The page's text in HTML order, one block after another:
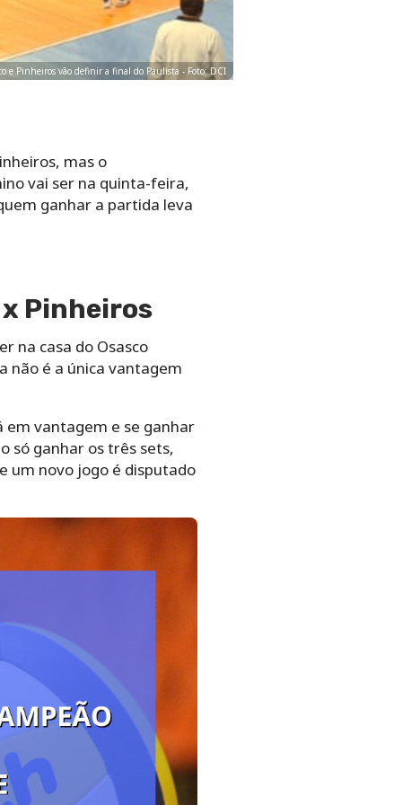
e Pinheiros vão definir a final do Paulista - Foto: DCI
mas o
vai ser na quinta-feira,
ganhar a partida leva
Pinheiros
na casa do Osasco
não é a única vantagem
em vantagem e se ganhar
só ganhar os três sets,
um novo jogo é disputado